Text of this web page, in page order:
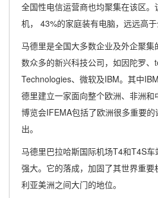
全国性电信运营商也均聚集在该区
机， 43%的家庭装有电脑，远远高于
马德里是全国大多数企业及外企聚集
数众多的新兴科技公司，如因陀罗
Technologies、微软及IBM。其中
德里建立一家面向整个欧洲、非洲和
博览会IFEMA包括了欧洲很多重要
出。
马德里巴拉哈斯国际机场T4和T4S
强大。它的落成，加固了其世界重
利亚美洲之间大门的地位。